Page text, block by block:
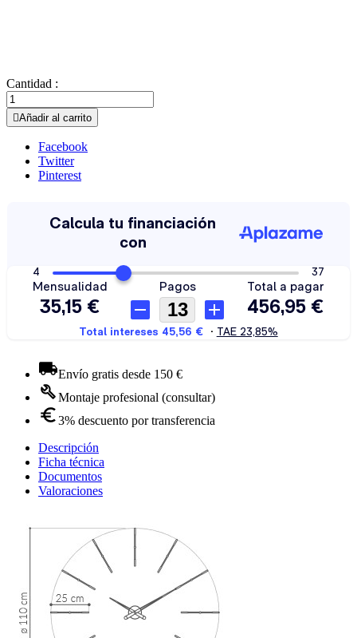
Cantidad :
Añadir al carrito
Facebook
Twitter
Pinterest
Envío gratis desde 150 €
Montaje profesional (consultar)
3% descuento por transferencia
Descripción
Ficha técnica
Documentos
Valoraciones